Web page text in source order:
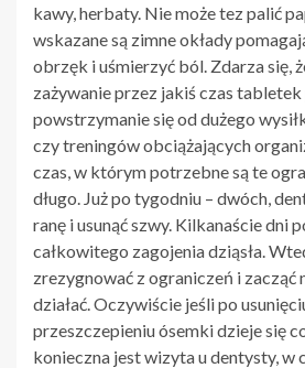
kawy, herbaty. Nie może tez palić
wskazane są zimne okłady
obrzęk i uśmierzyć ból. Zdarza się,
zażywanie przez jakiś czas
powstrzymanie się od dużego
czy treningów obciążających
czas, w którym potrzebne są te
długo. Już po tygodniu – dwóch,
ranę i usunąć szwy. Kilkanaście dni
całkowitego zagojenia dziąsła.
zrezygnować z ograniczeń i zacząć
działać. Oczywiście jeśli po
przeszczepieniu ósemki dzieje się
konieczna jest wizyta u dentysty, w